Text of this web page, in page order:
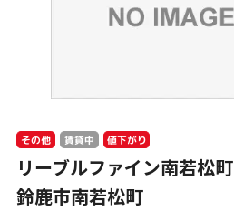
その他 賃貸中 値下がり
リーブルファイン南若松町
鈴鹿市南若松町